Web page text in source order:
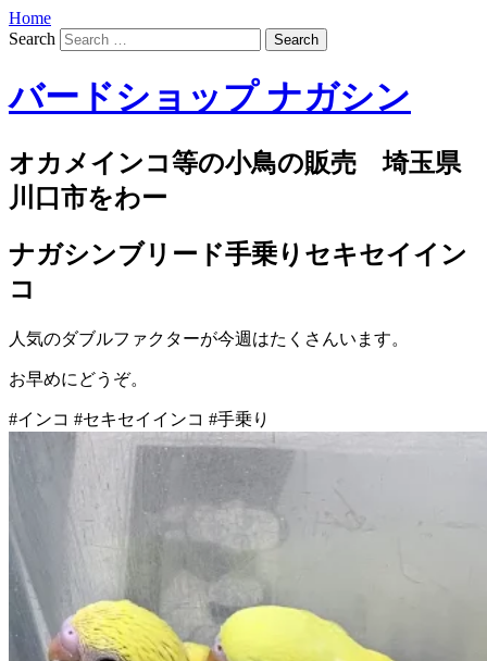
Home
Search
バードショップ ナガシン
オカメインコ等の小鳥の販売 埼玉県
川口市をわー
ナガシンブリード手乗りセキセイイン
コ
人気のダブルファクターが今週はたくさんいます。
お早めにどうぞ。
#インコ #セキセイインコ #手乗り